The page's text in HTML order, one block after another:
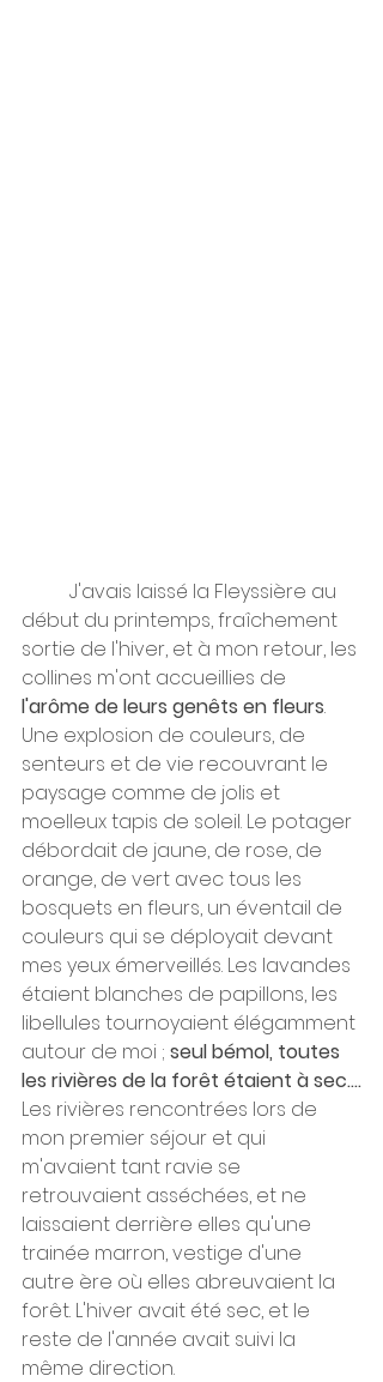
début du printemps, fraîchement
sortie de l'hiver, et à mon retour, les
collines m'ont accueillies de
l'arôme de leurs genêts en fleurs.
Une explosion de couleurs, de
senteurs et de vie recouvrant le
paysage comme de jolis et
moelleux tapis de soleil. Le potager
débordait de jaune, de rose, de
orange, de vert avec tous les
bosquets en fleurs, un éventail de
couleurs qui se déployait devant
mes yeux émerveillés. Les lavandes
étaient blanches de papillons, les
libellules tournoyaient élégamment
autour de moi ; seul bémol, toutes
les rivières de la forêt étaient à sec....
Les rivières rencontrées lors de
mon premier séjour et qui
m'avaient tant ravie se
retrouvaient asséchées, et ne
laissaient derrière elles qu'une
trainée marron, vestige d'une
autre ère où elles abreuvaient la
forêt. L'hiver avait été sec, et le
reste de l'année avait suivi la
même direction.